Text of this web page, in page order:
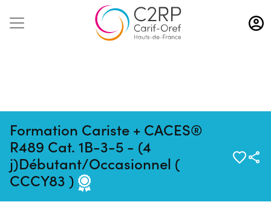
Aller
au
contenu
Formation Cariste + CACES®
R489 Cat. 1B-3-5 - (4
j)Débutant/Occasionnel (
CCCY83 )
Mise à jour :
09/10/2025
Formation :
2468259F
Source : AFTRAL -
Session de formation